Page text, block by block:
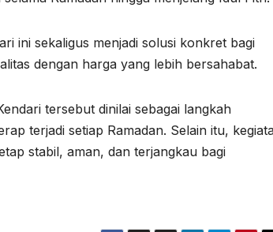
ini sekaligus menjadi solusi konkret bagi
dengan harga yang lebih bersahabat.
tersebut dinilai sebagai langkah
terjadi setiap Ramadan. Selain itu,
stabil, aman, dan terjangkau bagi